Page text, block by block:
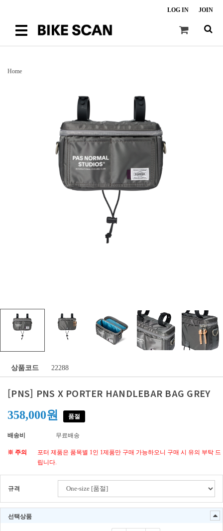
LOG IN JOIN
Toggle
Home
상품코드 22288
[PNS] PNS X PORTER HANDLEBAR BAG GREY
358,000원
품절
배송비 무료배송
※ 주의
포터 제품은 품목별 1인 1제품만 구매 가능하오니 구매 시 유의 부탁 드
립니다.
규격
선택상품